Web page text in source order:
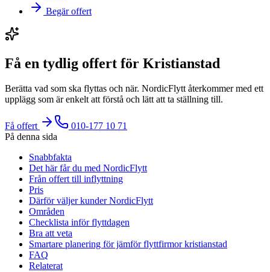
Begär offert
Få en tydlig offert för Kristianstad
Berätta vad som ska flyttas och när. NordicFlytt återkommer med ett
upplägg som är enkelt att förstå och lätt att ta ställning till.
Få offert
010-177 10 71
På denna sida
Snabbfakta
Det här får du med NordicFlytt
Från offert till inflyttning
Pris
Därför väljer kunder NordicFlytt
Områden
Checklista inför flyttdagen
Bra att veta
Smartare planering för jämför flyttfirmor kristianstad
FAQ
Relaterat